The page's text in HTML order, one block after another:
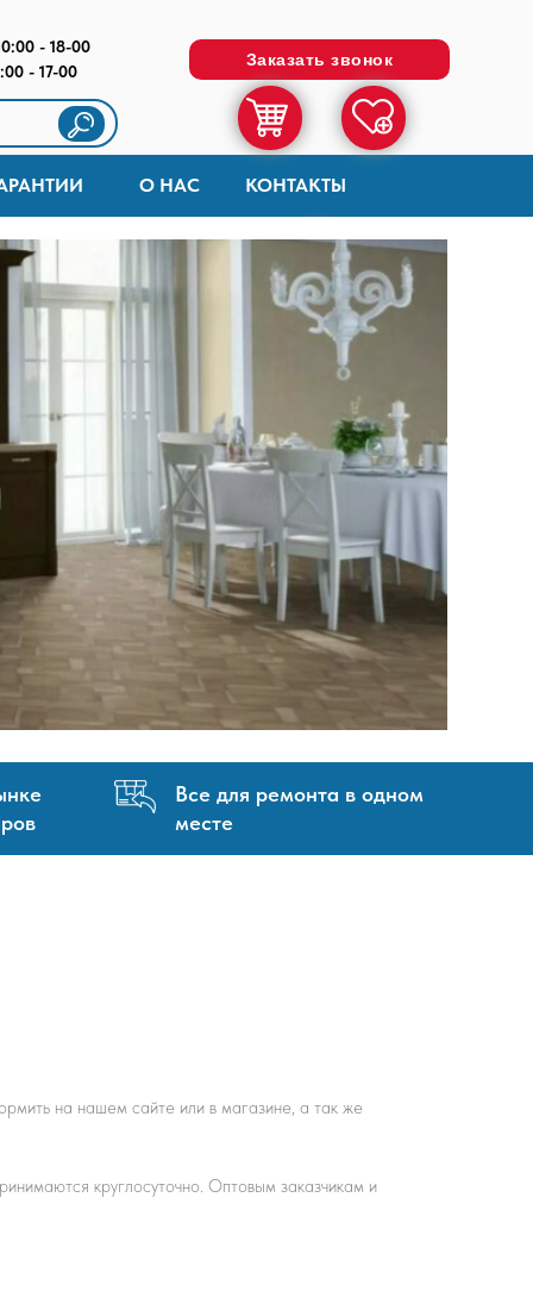
О НАС КОНТАКТЫ
- 18-00
- 17-00
Заказать звонок
0
Сюда входит:
должностям;
Все для ремонта в одном
месте
на нашем сайте или в магазине, а так же
круглосуточно. Оптовым заказчикам и